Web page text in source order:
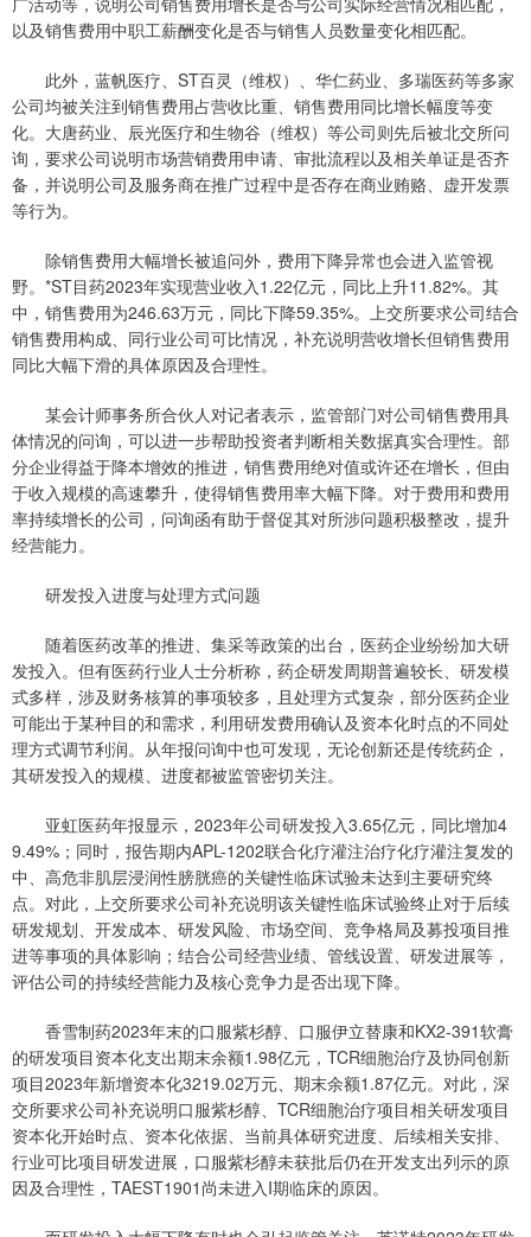
以及销售费用中职工薪酬变化是否与销售人员数量变化相匹配。
此外，蓝帆医疗、ST百灵（维权）、华仁药业、多瑞医药等多家
公司均被关注到销售费用占营收比重、销售费用同比增长幅度等变
化。大唐药业、辰光医疗和生物谷（维权）等公司则先后被北交所问
询，要求公司说明市场营销费用申请、审批流程以及相关单证是否齐
备，并说明公司及服务商在推广过程中是否存在商业贿赂、虚开发票
等行为。
除销售费用大幅增长被追问外，费用下降异常也会进入监管视
野。*ST目药2023年实现营业收入1.22亿元，同比上升11.82%。其
中，销售费用为246.63万元，同比下降59.35%。上交所要求公司结合
销售费用构成、同行业公司可比情况，补充说明营收增长但销售费用
同比大幅下滑的具体原因及合理性。
某会计师事务所合伙人对记者表示，监管部门对公司销售费用具
体情况的问询，可以进一步帮助投资者判断相关数据真实合理性。部
分企业得益于降本增效的推进，销售费用绝对值或许还在增长，但由
于收入规模的高速攀升，使得销售费用率大幅下降。对于费用和费用
率持续增长的公司，问询函有助于督促其对所涉问题积极整改，提升
经营能力。
研发投入进度与处理方式问题
随着医药改革的推进、集采等政策的出台，医药企业纷纷加大研
发投入。但有医药行业人士分析称，药企研发周期普遍较长、研发模
式多样，涉及财务核算的事项较多，且处理方式复杂，部分医药企业
可能出于某种目的和需求，利用研发费用确认及资本化时点的不同处
理方式调节利润。从年报问询中也可发现，无论创新还是传统药企，
其研发投入的规模、进度都被监管密切关注。
亚虹医药年报显示，2023年公司研发投入3.65亿元，同比增加4
9.49%；同时，报告期内APL-1202联合化疗灌注治疗化疗灌注复发的
中、高危非肌层浸润性膀胱癌的关键性临床试验未达到主要研究终
点。对此，上交所要求公司补充说明该关键性临床试验终止对于后续
研发规划、开发成本、研发风险、市场空间、竞争格局及募投项目推
进等事项的具体影响；结合公司经营业绩、管线设置、研发进展等，
评估公司的持续经营能力及核心竞争力是否出现下降。
香雪制药2023年末的口服紫杉醇、口服伊立替康和KX2-391软膏
的研发项目资本化支出期末余额1.98亿元，TCR细胞治疗及协同创新
项目2023年新增资本化3219.02万元、期末余额1.87亿元。对此，深
交所要求公司补充说明口服紫杉醇、TCR细胞治疗项目相关研发项目
资本化开始时点、资本化依据、当前具体研究进度、后续相关安排、
行业可比项目研发进展，口服紫杉醇未获批后仍在开发支出列示的原
因及合理性，TAEST1901尚未进入I期临床的原因。